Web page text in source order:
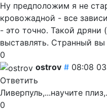
Ну предположим я не
кровожадной - все
- это точно. Такой
выставлять. Странный
0
ostrov # 08:08
Ответить
Ливерпуль,...научите
0